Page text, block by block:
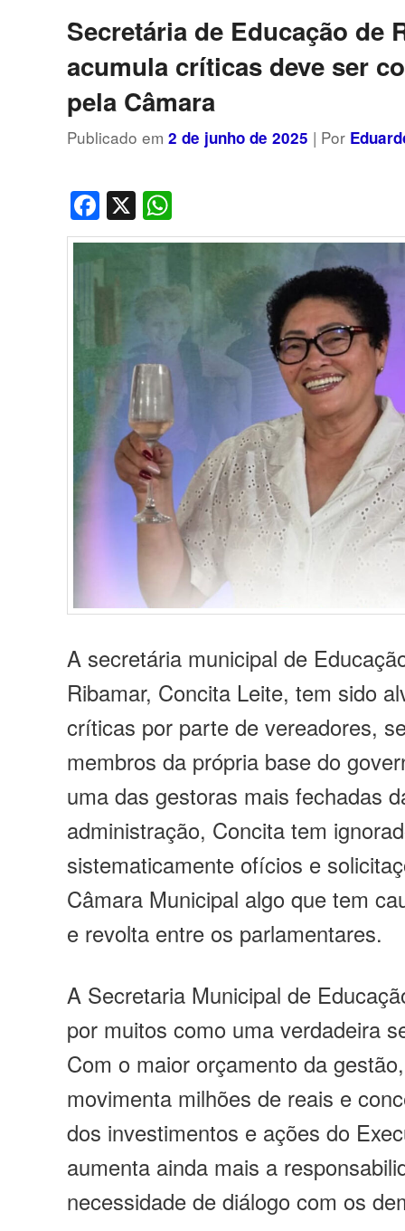
Secretária de Educação de
acumula críticas deve ser
pela Câmara
Publicado em2 de junho de 2025 | Por
Facebook
X
A secretária municipal de
Ribamar, Concita Leite, tem sido
críticas por parte de vereadores,
membros da própria base do
uma das gestoras mais fechadas
administração, Concita tem
sistematicamente ofícios e
Câmara Municipal algo que tem
e revolta entre os parlamentares.
A Secretaria Municipal de
por muitos como uma verdadeira
Com o maior orçamento da
movimenta milhões de reais e
dos investimentos e ações do
aumenta ainda mais a
necessidade de diálogo com os